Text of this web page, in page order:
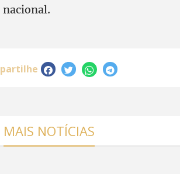
MAIS NOTÍCIAS